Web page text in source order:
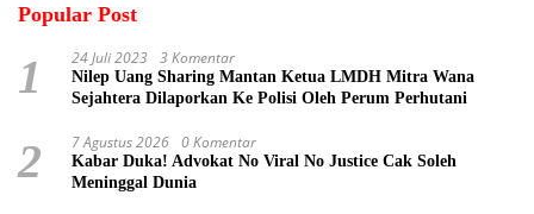
Popular Post
1 24 Juli 2023 3 Komentar
Nilep Uang Sharing Mantan Ketua LMDH Mitra Wana
Sejahtera Dilaporkan Ke Polisi Oleh Perum Perhutani
2 7 Agustus 2026 0 Komentar
Kabar Duka! Advokat No Viral No Justice Cak Soleh
Meninggal Dunia